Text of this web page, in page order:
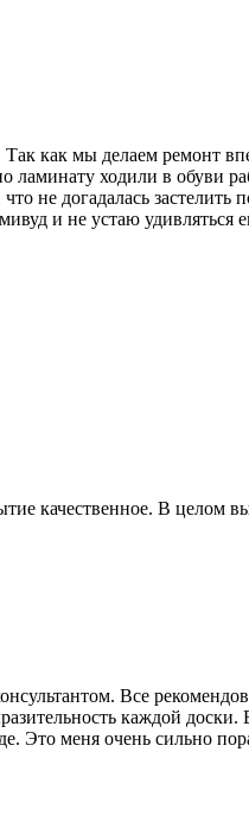
как мы делаем ремонт
ходили в обуви
не догадалась
и не устаю удивляться
качественное. В целом
Все
каждой
Это меня очень сильно